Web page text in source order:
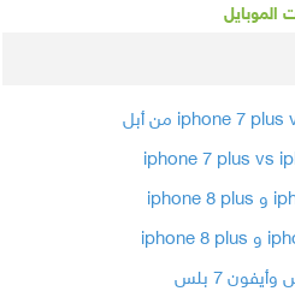
الموبايل